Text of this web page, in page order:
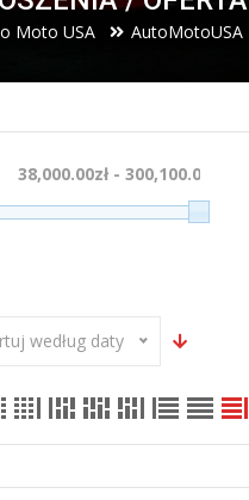
Moto USA AutoMotoUSA
według daty